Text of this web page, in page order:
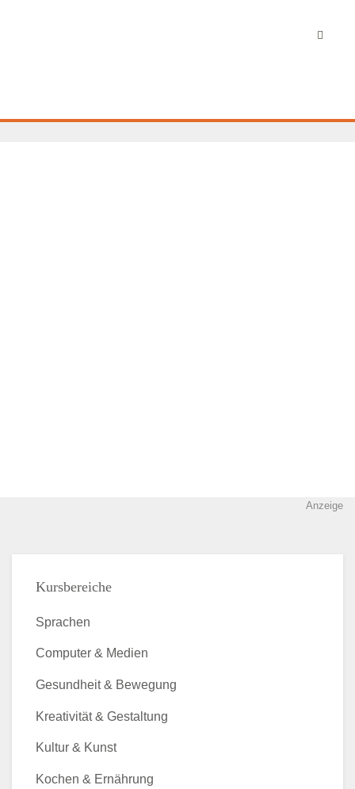
Anzeige
Kursbereiche
Sprachen
Computer & Medien
Gesundheit & Bewegung
Kreativität & Gestaltung
Kultur & Kunst
Kochen & Ernährung